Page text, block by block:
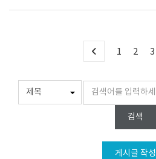
1 2 3
검색
게시글 작성